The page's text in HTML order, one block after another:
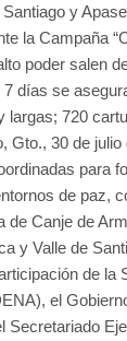
y
la Campaña
poder salen
días se
largas; 720
Gto., 30 de
para
de paz,
de Canje de
y Valle de
de la
el
Secretariado